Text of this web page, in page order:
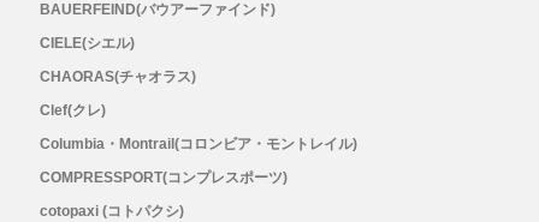
Outdoor Research (アウトドアリサーチ)
patagonia(パタゴニア)
PRO-TEC(プロテック)
BAUERFEIND(バウアーファインド)
CIELE(シエル)
CHAORAS(チャオラス)
Clef(クレ)
Columbia・Montrail(コロンビア・モントレイル)
COMPRESSPORT(コンプレスポーツ)
cotopaxi (コトパクシ)